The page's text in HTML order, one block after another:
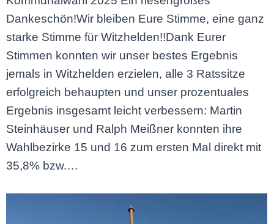
Dankeschön!Wir bleiben Eure Stimme, eine ganz
starke Stimme für Witzhelden!!Dank Eurer
Stimmen konnten wir unser bestes Ergebnis
jemals in Witzhelden erzielen, alle 3 Ratssitze
erfolgreich behaupten und unser prozentuales
Ergebnis insgesamt leicht verbessern: Martin
Steinhäuser und Ralph Meißner konnten ihre
Wahlbezirke 15 und 16 zum ersten Mal direkt mit
35,8% bzw.…